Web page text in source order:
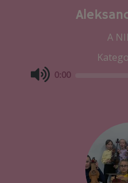
A
0:00